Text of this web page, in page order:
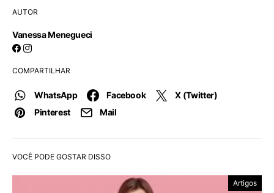
AUTOR
Vanessa Menegueci
COMPARTILHAR
WhatsApp Facebook
X (Twitter)
Pinterest
Mail
VOCÊ PODE GOSTAR DISSO
Artigos